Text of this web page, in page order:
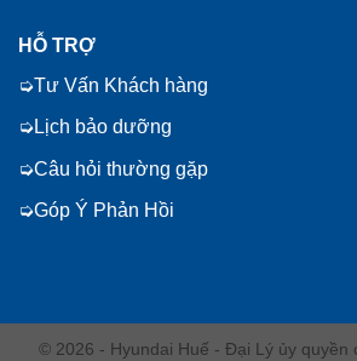
HỖ TRỢ
Tư Vấn Khách hàng
Lịch bảo dưỡng
Câu hỏi thường gặp
Góp Ý Phản Hồi
© 2026 - Hyundai Huế - Đại Lý ủy quyền